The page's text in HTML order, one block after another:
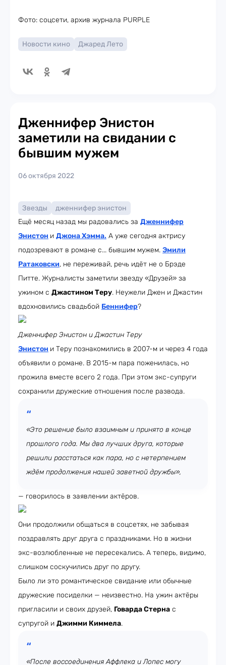
Фото: соцсети, архив журнала PURPLE
Новости кино Джаред Лето
Дженнифер Энистон
заметили на свидании с
бывшим мужем
06 октября 2022
Звезды
дженнифер энистон
Ещё месяц назад мы радовались за Дженнифер
Энистон и Джона Хэмма. А уже сегодня актрису
подозревают в романе с... бывшим мужем. Эмили
Ратаковски, не переживай, речь идёт не о Брэде
Питте. Журналисты заметили звезду «Друзей» за
ужином с Джастином Теру. Неужели Джен и Джастин
вдохновились свадьбой Беннифер?
Дженнифер Энистон и Джастин Теру
Энистон и Теру познакомились в 2007-м и через 4 года
объявили о романе. В 2015-м пара поженилась, но
прожила вместе всего 2 года. При этом экс-супруги
сохранили дружеские отношения после развода.
«Это решение было взаимным и принято в конце
прошлого года. Мы два лучших друга, которые
решили расстаться как пара, но с нетерпением
ждём продолжения нашей заветной дружбы»,
— говорилось в заявлении актёров.
Они продолжили общаться в соцсетях, не забывая
поздравлять друг друга с праздниками. Но в жизни
экс-возлюбленные не пересекались. А теперь, видимо,
слишком соскучились друг по другу.
Было ли это романтическое свидание или обычные
дружеские посиделки — неизвестно. На ужин актёры
пригласили и своих друзей, Говарда Стерна с
супругой и Джимми Киммела.
«После воссоединения Аффлека и Лопес могу